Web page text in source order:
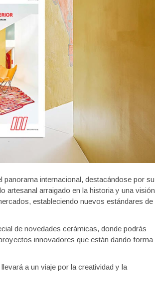
panorama internacional, destacándose por su
artesanal arraigado en la historia y una visión
estableciendo nuevos estándares de
de novedades cerámicas, donde podrás
innovadores que están dando forma
a un viaje por la creatividad y la